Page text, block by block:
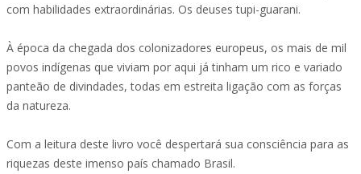
com habilidades extraordinárias. Os deuses tupi-guarani.
À época da chegada dos colonizadores europeus, os mais de mil
povos indígenas que viviam por aqui já tinham um rico e variado
panteão de divindades, todas em estreita ligação com as forças
da natureza.
Com a leitura deste livro você despertará sua consciência para as
riquezas deste imenso país chamado Brasil.